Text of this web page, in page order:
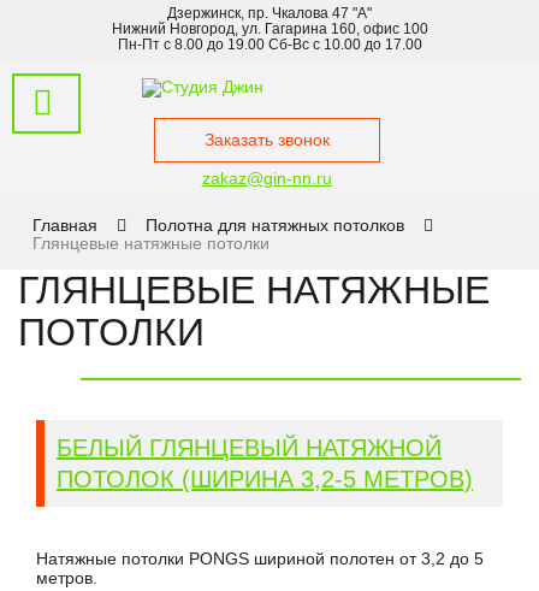
Дзержинск, пр. Чкалова 47 "А"
Нижний Новгород, ул. Гагарина 160, офис 100
Пн-Пт с 8.00 до 19.00 Сб-Вс с 10.00 до 17.00
Заказать звонок
zakaz@gin-nn.ru
Главная
Полотна для натяжных потолков
Глянцевые натяжные потолки
ГЛЯНЦЕВЫЕ НАТЯЖНЫЕ
ПОТОЛКИ
БЕЛЫЙ ГЛЯНЦЕВЫЙ НАТЯЖНОЙ
ПОТОЛОК (ШИРИНА 3,2-5 МЕТРОВ)
Натяжные потолки PONGS шириной полотен от 3,2 до 5
метров.